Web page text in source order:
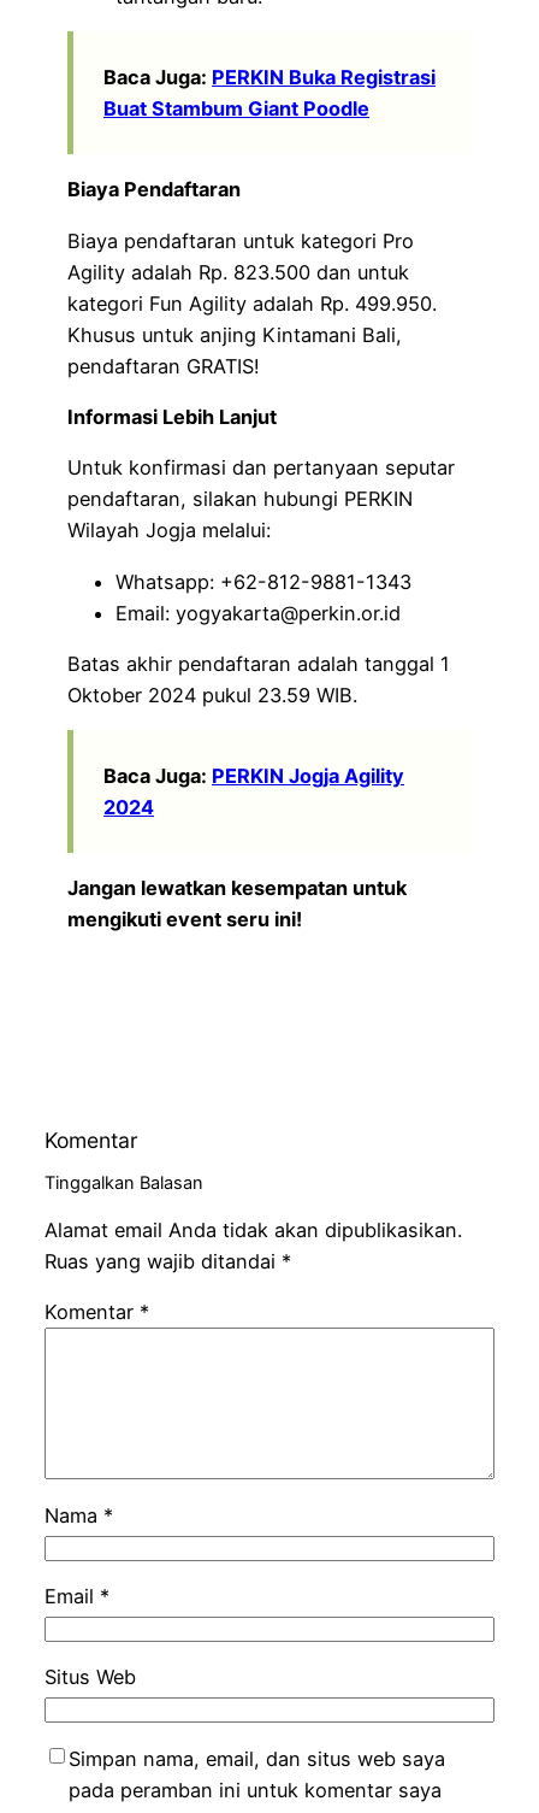
Baca Juga: PERKIN Buka Registrasi
Buat Stambum Giant Poodle
Biaya Pendaftaran
Biaya pendaftaran untuk kategori Pro
Agility adalah Rp. 823.500 dan untuk
kategori Fun Agility adalah Rp. 499.950.
Khusus untuk anjing Kintamani Bali,
pendaftaran GRATIS!
Informasi Lebih Lanjut
Untuk konfirmasi dan pertanyaan seputar
pendaftaran, silakan hubungi PERKIN
Wilayah Jogja melalui:
Whatsapp: +62-812-9881-1343
Email: yogyakarta@perkin.or.id
Batas akhir pendaftaran adalah tanggal 1
Oktober 2024 pukul 23.59 WIB.
Baca Juga: PERKIN Jogja Agility
2024
Jangan lewatkan kesempatan untuk
mengikuti event seru ini!
Komentar
Tinggalkan Balasan
Alamat email Anda tidak akan dipublikasikan.
Ruas yang wajib ditandai *
Komentar *
Nama *
Email *
Situs Web
Simpan nama, email, dan situs web saya
pada peramban ini untuk komentar saya